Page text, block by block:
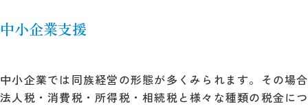
中小企業支援
中小企業では同族経営の形態が多くみられます。その場合
法人税・消費税・所得税・相続税と様々な種類の税金につ